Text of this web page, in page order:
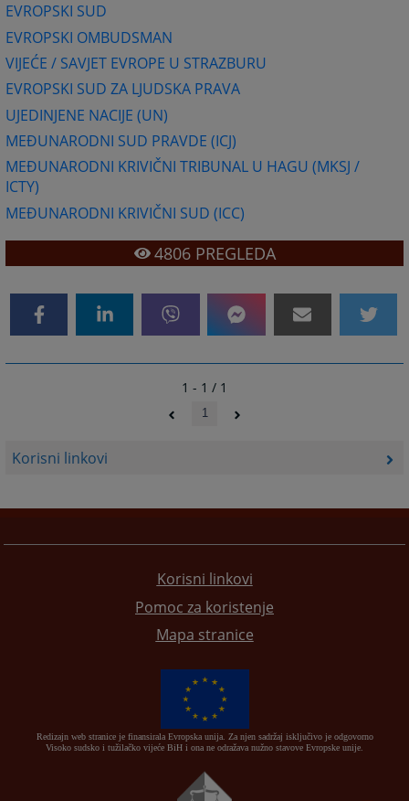
Korisni linkovi
EVROPSKI SUD
EVROPSKI OMBUDSMAN
VIJEĆE / SAVJET EVROPE U STRAZBURU
EVROPSKI SUD ZA LJUDSKA PRAVA
UJEDINJENE NACIJE (UN)
MEĐUNARODNI SUD PRAVDE (ICJ)
MEĐUNARODNI KRIVIČNI TRIBUNAL U HAGU (MKSJ /
ICTY)
MEĐUNARODNI KRIVIČNI SUD (ICC)
4806PREGLEDA
1 - 1 / 1
1
Korisni linkovi
Pomoc za koristenje
Mapa stranice
Redizajn web stranice je finansirala Evropska unija. Za njen sadržaj isključivo je odgovorno
Visoko sudsko i tužilačko vijeće BiH i ona ne odražava nužno stavove Evropske unije.